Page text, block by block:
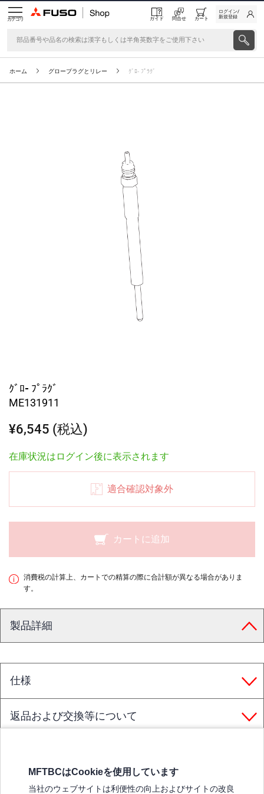
カテゴリ ガイド 問合せ カート
ログイン/
新規登録
ホーム グロープラグとリレー ｸﾞﾛ- ﾌﾟﾗｸﾞ
ｸﾞﾛ- ﾌﾟﾗｸﾞ
ME131911
¥6,545 (税込)
在庫状況はログイン後に表示されます
適合確認対象外
カートに追加
消費税の計算上、カートでの精算の際に合計額が異なる場合がありま
す。
製品詳細
仕様
返品および交換等について
MFTBCはCookieを使用しています
当社のウェブサイトは利便性の向上およびサイトの改良